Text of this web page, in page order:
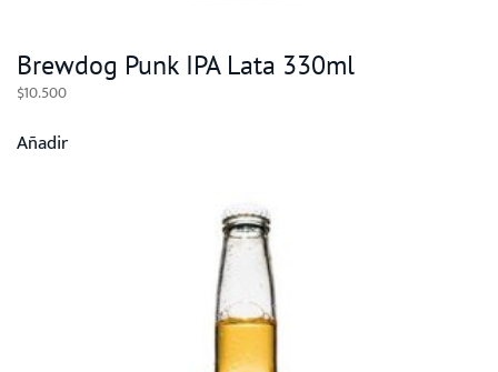
Brewdog Punk IPA Lata 330ml
$10.500
Añadir